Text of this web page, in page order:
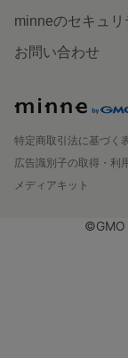
minneのセキュリ
お問い合わせ
特定商取引法に基づく
広告識別子の取得・利
メディアキット
©GMO